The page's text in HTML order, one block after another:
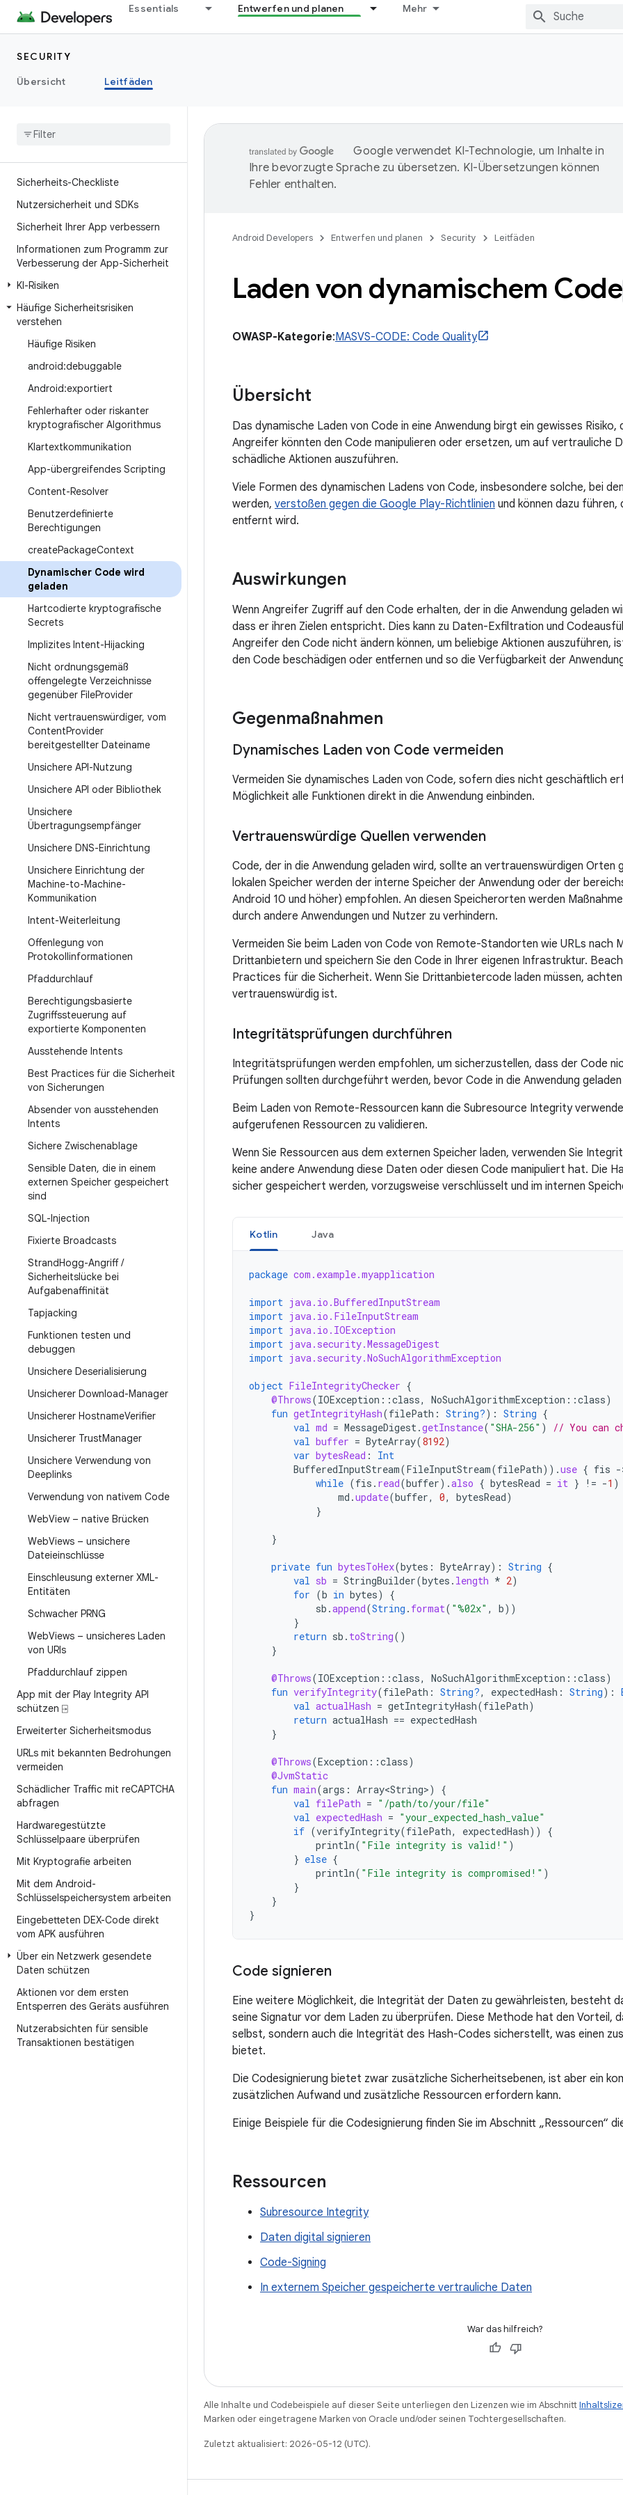
Essentials Entwerfen und planen Mehr
SECURITY
Übersicht
Leitfäden
Sicherheits-Checkliste
Nutzersicherheit und SDKs
Sicherheit Ihrer App verbessern
Informationen zum Programm zur
Verbesserung der App-Sicherheit
KI-Risiken
Häufige Sicherheitsrisiken
verstehen
Häufige Risiken
android:debuggable
Android:exportiert
Fehlerhafter oder riskanter
kryptografischer Algorithmus
Klartextkommunikation
App-übergreifendes Scripting
Content-Resolver
Benutzerdefinierte
Berechtigungen
createPackageContext
Dynamischer Code wird
geladen
Hartcodierte kryptografische
Secrets
Implizites Intent-Hijacking
Nicht ordnungsgemäß
offengelegte Verzeichnisse
gegenüber FileProvider
Nicht vertrauenswürdiger, vom
ContentProvider
bereitgestellter Dateiname
Unsichere API-Nutzung
Unsichere API oder Bibliothek
Unsichere
Übertragungsempfänger
Unsichere DNS-Einrichtung
Unsichere Einrichtung der
Machine-to-Machine-
Kommunikation
Intent-Weiterleitung
Offenlegung von
Protokollinformationen
Pfaddurchlauf
Berechtigungsbasierte
Zugriffssteuerung auf
exportierte Komponenten
Ausstehende Intents
Best Practices für die Sicherheit
von Sicherungen
Absender von ausstehenden
Intents
Sichere Zwischenablage
Sensible Daten, die in einem
externen Speicher gespeichert
sind
SQL-Injection
Fixierte Broadcasts
StrandHogg-Angriff/
Sicherheitslücke bei
Aufgabenaffinität
Tapjacking
Funktionen testen und
debuggen
Unsichere Deserialisierung
Unsicherer Download-Manager
Unsicherer HostnameVerifier
Unsicherer TrustManager
Unsichere Verwendung von
Deeplinks
Verwendung von nativem Code
WebView – native Brücken
WebViews – unsichere
Dateieinschlüsse
Einschleusung externer XML-
Entitäten
Schwacher PRNG
WebViews – unsicheres Laden
von URIs
Pfaddurchlauf zippen
App mit der Play Integrity API
schützen ⍈
Erweiterter Sicherheitsmodus
URLs mit bekannten Bedrohungen
vermeiden
Schädlicher Traffic mit reCAPTCHA
abfragen
Hardwaregestützte
Schlüsselpaare überprüfen
Mit Kryptografie arbeiten
Mit dem Android-
Schlüsselspeichersystem arbeiten
Eingebetteten DEX-Code direkt
vom APK ausführen
Über ein Netzwerk gesendete
Daten schützen
Aktionen vor dem ersten
Entsperren des Geräts ausführen
Nutzerabsichten für sensible
Transaktionen bestätigen
Google verwendet KI-Technologie, um Inhalte in
Ihre bevorzugte Sprache zu übersetzen. KI-Übersetzungen können
Fehler enthalten.
Android Developers Entwerfen und planen Security Leitfäden
Laden von dynamischem Code
OWASP-Kategorie:MASVS-CODE: Code Quality
Übersicht
Das dynamische Laden von Code in eine Anwendung birgt ein gewisses Risiko,
Angreifer könnten den Code manipulieren oder ersetzen, um auf vertrauliche
schädliche Aktionen auszuführen.
Viele Formen des dynamischen Ladens von Code, insbesondere solche, bei
werden, verstoßen gegen die Google Play-Richtlinien und können dazu
entfernt wird.
Auswirkungen
Wenn Angreifer Zugriff auf den Code erhalten, der in die Anwendung geladen
dass er ihren Zielen entspricht. Dies kann zu Daten-Exfiltration und
Angreifer den Code nicht ändern können, um beliebige Aktionen auszuführen,
den Code beschädigen oder entfernen und so die Verfügbarkeit der
Gegenmaßnahmen
Dynamisches Laden von Code vermeiden
Vermeiden Sie dynamisches Laden von Code, sofern dies nicht geschäftlich
Möglichkeit alle Funktionen direkt in die Anwendung einbinden.
Vertrauenswürdige Quellen verwenden
Code, der in die Anwendung geladen wird, sollte an vertrauenswürdigen Orten
lokalen Speicher werden der interne Speicher der Anwendung oder der
Android 10 und höher) empfohlen. An diesen Speicherorten werden
durch andere Anwendungen und Nutzer zu verhindern.
Vermeiden Sie beim Laden von Code von Remote-Standorten wie URLs nach
Drittanbietern und speichern Sie den Code in Ihrer eigenen Infrastruktur.
Practices für die Sicherheit. Wenn Sie Drittanbietercode laden müssen,
vertrauenswürdig ist.
Integritätsprüfungen durchführen
Integritätsprüfungen werden empfohlen, um sicherzustellen, dass der Code
Prüfungen sollten durchgeführt werden, bevor Code in die Anwendung
Beim Laden von Remote-Ressourcen kann die Subresource Integrity
aufgerufenen Ressourcen zu validieren.
Wenn Sie Ressourcen aus dem externen Speicher laden, verwenden Sie
keine andere Anwendung diese Daten oder diesen Code manipuliert hat. Die
sicher gespeichert werden, vorzugsweise verschlüsselt und im internen
Kotlin Java
package com.example.myapplication
import java.io.BufferedInputStream
import java.io.FileInputStream
import java.io.IOException
import java.security.MessageDigest
import java.security.NoSuchAlgorithmException
object FileIntegrityChecker {
@Throws(IOException ::class, NoSuchAlgorithmException ::class)
fun getIntegrityHash(filePath : String?): String {
val md = MessageDigest.getInstance( "SHA-256" )
// You can
val buffer = ByteArray(8192)
var bytesRead :
Int
BufferedInputStream(FileInputStream(filePath)).use { fis -
while (fis . read(buffer).also { bytesRead = it } != -1 )
md .update(buffer, 0, bytesRead)
}
}
private fun bytesToHex(bytes : ByteArray): String {
val sb = StringBuilder(bytes . length * 2)
for (b in bytes)
{
sb .append(String . format( "%02x" , b))
}
return sb . toString()
}
@Throws(IOException ::class, NoSuchAlgorithmException ::class)
fun verifyIntegrity(filePath : String?, expectedHash : String):
val actualHash = getIntegrityHash(filePath)
return actualHash == expectedHash
}
@Throws(Exception ::class)
@JvmStatic
fun main(args : Array<String>)
{
val filePath = "/path/to/your/file"
val expectedHash = "your_expected_hash_value"
if (verifyIntegrity(filePath, expectedHash))
{
println( "File integrity is valid!" )
} else {
println( "File integrity is compromised!" )
}
}
}
Code signieren
Eine weitere Möglichkeit, die Integrität der Daten zu gewährleisten, besteht
seine Signatur vor dem Laden zu überprüfen. Diese Methode hat den Vorteil,
selbst, sondern auch die Integrität des Hash-Codes sicherstellt, was einen
bietet.
Die Codesignierung bietet zwar zusätzliche Sicherheitsebenen, ist aber ein
zusätzlichen Aufwand und zusätzliche Ressourcen erfordern kann.
Einige Beispiele für die Codesignierung finden Sie im Abschnitt „Ressourcen“
Ressourcen
Subresource Integrity
Daten digital signieren
Code-Signing
In externem Speicher gespeicherte vertrauliche Daten
War das hilfreich?
Alle Inhalte und Codebeispiele auf dieser Seite unterliegen den Lizenzen wie im Abschnitt
Marken oder eingetragene Marken von Oracle und/oder seinen Tochtergesellschaften.
Zuletzt aktualisiert: 2026-05-12 (UTC).